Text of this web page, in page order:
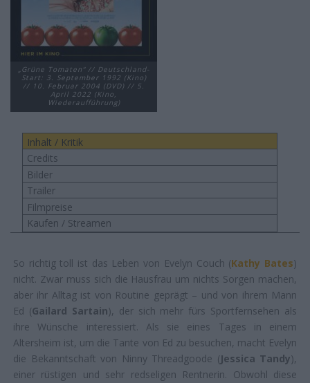
„Grüne Tomaten“ // Deutschland-
Start: 3. September 1992 (Kino)
// 10. Februar 2004 (DVD) // 5.
April 2022 (Kino,
Wiederaufführung)
Inhalt / Kritik
Credits
Bilder
Trailer
Filmpreise
Kaufen / Streamen
So richtig toll ist das Leben von Evelyn Couch (Kathy Bates)
nicht. Zwar muss sich die Hausfrau um nichts Sorgen machen,
aber ihr Alltag ist von Routine geprägt – und von ihrem Mann
Ed (Gailard Sartain), der sich mehr fürs Sportfernsehen als
ihre Wünsche interessiert. Als sie eines Tages in einem
Altersheim ist, um die Tante von Ed zu besuchen, macht Evelyn
die Bekanntschaft von Ninny Threadgoode (Jessica Tandy),
einer rüstigen und sehr redseligen Rentnerin. Obwohl diese